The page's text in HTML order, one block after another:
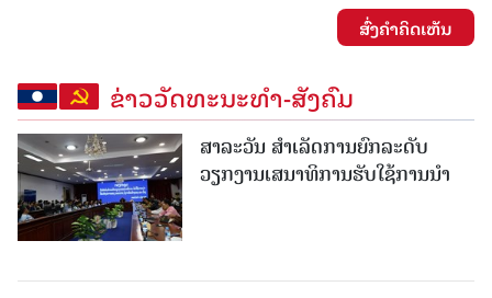
ສົ່ງຄໍາຄິດເຫັນ
ຂ່າວວັດທະນະທຳ-ສັງຄົມ
ສາລະວັນ ສໍາເລັດການຍົກລະດັບ
ວຽກງານເສນາທິການຮັບໃຊ້ການນໍາ